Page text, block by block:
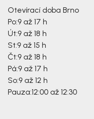
Otevírací doba Brno
Po:9 až 17 h
Út:9 až 18 h
St:9 až 15 h
Čt:9 až 18 h
Pá:9 až 17 h
So:9 až 12 h
Pauza:12:00 až 12:30